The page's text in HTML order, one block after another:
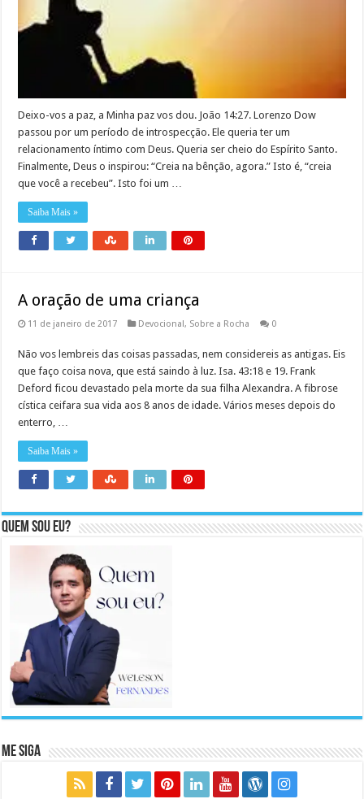
Deixo-vos a paz, a Minha paz vos dou. João 14:27. Lorenzo Dow
passou por um período de introspecção. Ele queria ter um
relacionamento íntimo com Deus. Queria ser cheio do Espírito Santo.
Finalmente, Deus o inspirou: “Creia na bênção, agora.” Isto é, “creia
que você a recebeu”. Isto foi um …
Saiba Mais »
A oração de uma criança
11 de janeiro de 2017 Devocional, Sobre a Rocha 0
Não vos lembreis das coisas passadas, nem considereis as antigas. Eis
que faço coisa nova, que está saindo à luz. Isa. 43:18 e 19. Frank
Deford ficou devastado pela morte da sua filha Alexandra. A fibrose
cística ceifara sua vida aos 8 anos de idade. Vários meses depois do
enterro, …
Saiba Mais »
Quem sou eu?
Me Siga